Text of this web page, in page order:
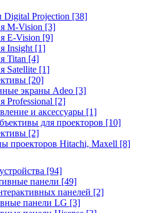
Digital Projection [38]
M-Vision [3]
E-Vision [9]
Insight [1]
Titan [4]
Satellite [1]
[20]
экраны Adeo [3]
Professional [2]
и аксессуары [1]
для проекторов [10]
[2]
проекторов Hitachi, Maxell [8]
[94]
панели [49]
панелей [2]
панели LG [3]